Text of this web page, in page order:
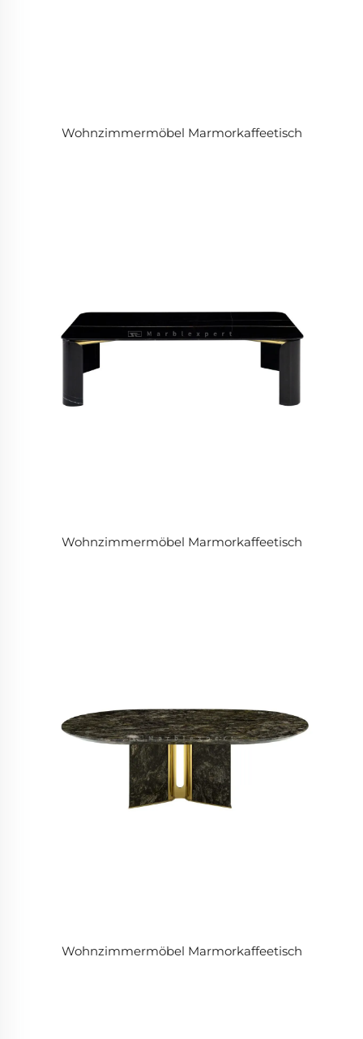
Wohnzimmermöbel Marmorkaffeetisch
Wohnzimmermöbel Marmorkaffeetisch
Wohnzimmermöbel Marmorkaffeetisch